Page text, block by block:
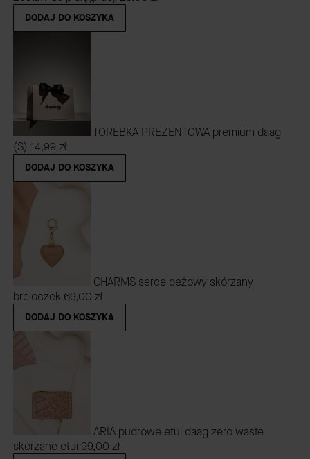
DODAJ DO KOSZYKA
TOREBKA PREZENTOWA premium daag
(S) 14,99 zł
DODAJ DO KOSZYKA
CHARMS serce beżowy skórzany
breloczek 69,00 zł
DODAJ DO KOSZYKA
ARIA pudrowe etui daag zero waste
skórzane etui 99,00 zł